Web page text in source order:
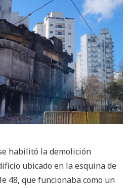
habilitó la demolición
ubicado en la esquina de
48, que funcionaba como un